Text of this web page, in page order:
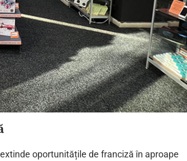
oportunitățile de franciză în aproape